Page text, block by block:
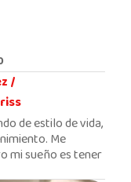
/
de estilo de vida,
Me
mi sueño es tener